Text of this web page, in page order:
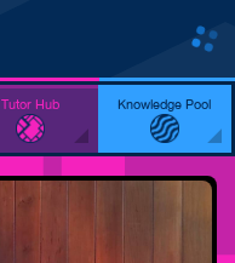
Tutor Hub Knowledge Pool